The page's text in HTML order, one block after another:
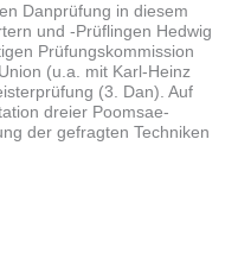
Danprüfung in diesem
und -Prüflingen Hedwig
Prüfungskommission
(u.a. mit Karl-Heinz
(3. Dan). Auf
dreier Poomsae-
der gefragten Techniken